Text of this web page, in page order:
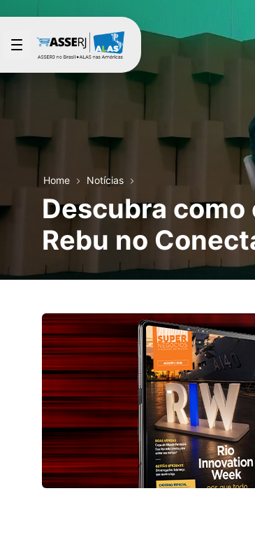
Pular para o Conteúdo principal
Home Notícias
Descubra
Rebu no